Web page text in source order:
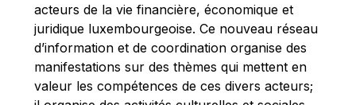
Vaclav Klaus
Vassilios Skouris
Vítor Manuel da Silva Caldeira
Viviane Reding
acteurs de la vie financière, économique et
juridique luxembourgeoise. Ce nouveau réseau
d’information et de coordination organise des
manifestations sur des thèmes qui mettent en
valeur les compétences de ces divers acteurs;